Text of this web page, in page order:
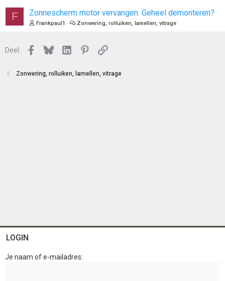
F Zonnescherm motor vervangen. Geheel demonteren?
Frankpaul1 Zonwering, rolluiken, lamellen, vitrage
Deel: Facebook
BlueskyLinkedInPinterest
Link
Zonwering, rolluiken, lamellen, vitrage
LOGIN
Je naam of e-mailadres